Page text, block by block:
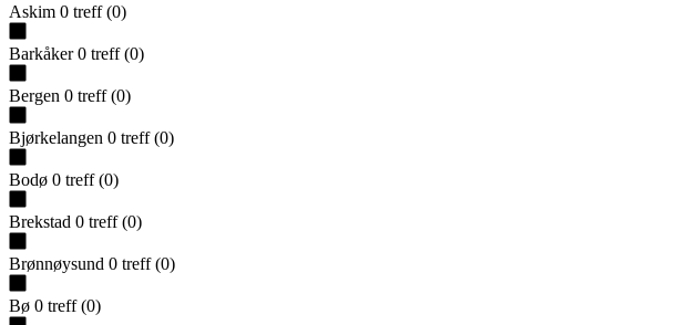
Askim 0 treff (0)
Barkåker 0 treff (0)
Bergen 0 treff (0)
Bjørkelangen 0 treff (0)
Bodø 0 treff (0)
Brekstad 0 treff (0)
Brønnøysund 0 treff (0)
Bø 0 treff (0)